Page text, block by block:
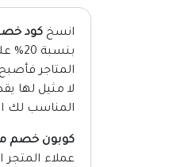
انسخ كود
المتاجر
المناسب لك
كوبون خصم
عملاء المتجر الجدد، حيث